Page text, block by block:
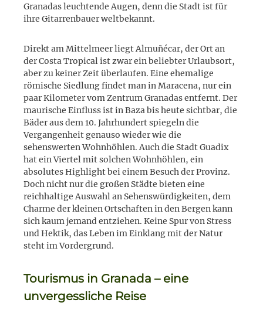
Granadas leuchtende Augen, denn die Stadt ist für
ihre Gitarrenbauer weltbekannt.
Direkt am Mittelmeer liegt Almuñécar, der Ort an
der Costa Tropical ist zwar ein beliebter Urlaubsort,
aber zu keiner Zeit überlaufen. Eine ehemalige
römische Siedlung findet man in Maracena, nur ein
paar Kilometer vom Zentrum Granadas entfernt. Der
maurische Einfluss ist in Baza bis heute sichtbar, die
Bäder aus dem 10. Jahrhundert spiegeln die
Vergangenheit genauso wieder wie die
sehenswerten Wohnhöhlen. Auch die Stadt Guadix
hat ein Viertel mit solchen Wohnhöhlen, ein
absolutes Highlight bei einem Besuch der Provinz.
Doch nicht nur die großen Städte bieten eine
reichhaltige Auswahl an Sehenswürdigkeiten, dem
Charme der kleinen Ortschaften in den Bergen kann
sich kaum jemand entziehen. Keine Spur von Stress
und Hektik, das Leben im Einklang mit der Natur
steht im Vordergrund.
Tourismus in Granada – eine
unvergessliche Reise